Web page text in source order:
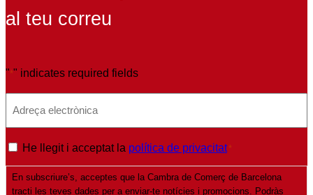
al teu correu
"*" indicates required fields
P
o
He llegit i acceptat la política de privacitat *
En subscriure’s, acceptes que la Cambra de Comerç de Barcelona
tracti les teves dades per a enviar-te notícies i promocions. Podràs